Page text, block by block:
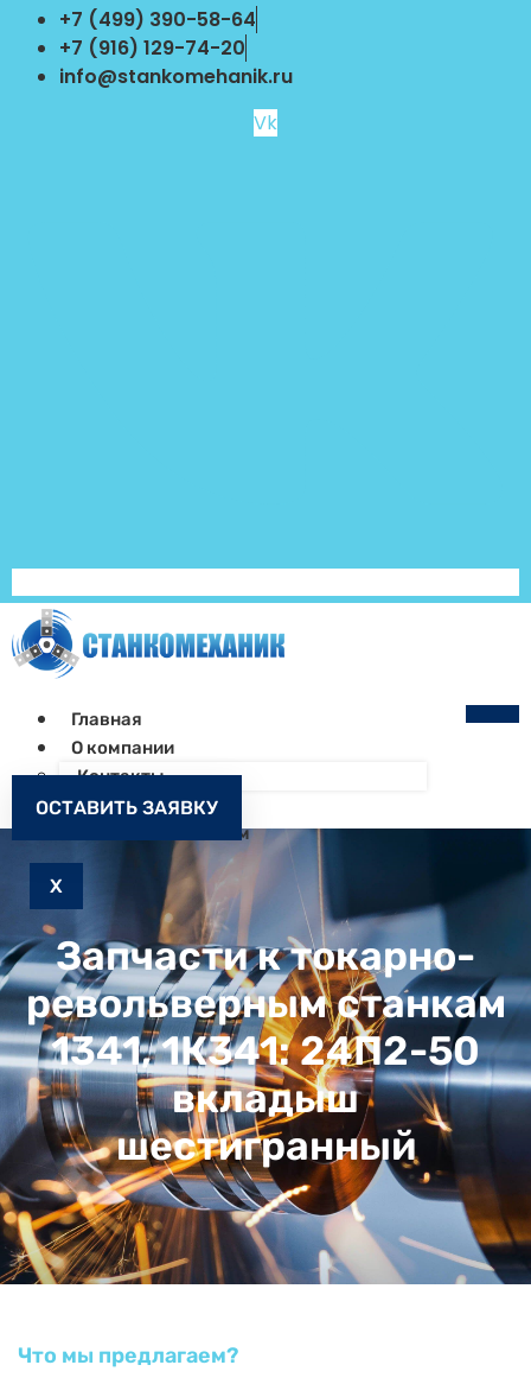
Перейти
содержимому
+7 (499) 390-58-64
+7 (916) 129-74-20
info@stankomehanik.ru
Vk
Главная
О компании
Контакты
Как заказать
Запчасти к станкам
X
ОСТАВИТЬ ЗАЯВКУ
Запчасти к токарно-
револьверным станкам
1341, 1К341: 24П2-50
вкладыш
шестигранный
Что мы предлагаем?